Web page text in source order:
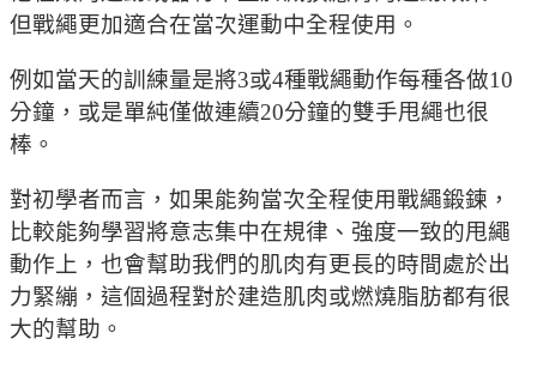
但戰繩更加適合在當次運動中全程使用。
例如當天的訓練量是將3或4種戰繩動作每種各做10
分鐘，或是單純僅做連續20分鐘的雙手甩繩也很
棒。
對初學者而言，如果能夠當次全程使用戰繩鍛鍊，
比較能夠學習將意志集中在規律、強度一致的甩繩
動作上，也會幫助我們的肌肉有更長的時間處於出
力緊繃，這個過程對於建造肌肉或燃燒脂肪都有很
大的幫助。